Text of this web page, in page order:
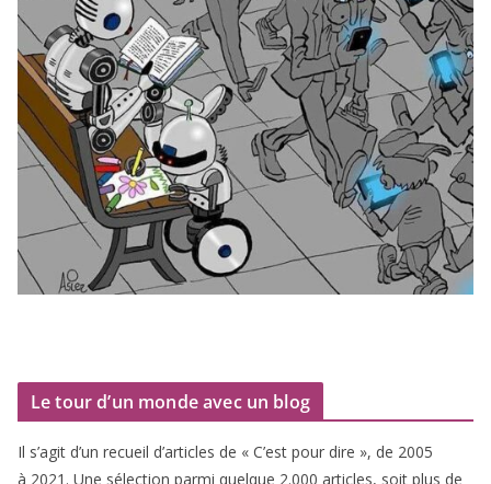
Le tour d’un monde avec un blog
Il s’agit d’un recueil d’ar­ticles de « C’est pour dire », de 2005
à 2021 . Une sélec­tion par­mi quelque 2.000 articles, soit plus de